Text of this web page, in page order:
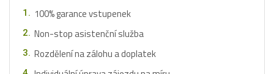
100% garance vstupenek
Non-stop asistenční služba
Rozdělení na zálohu a doplatek